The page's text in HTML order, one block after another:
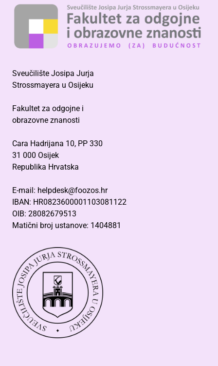
Sveučilište Josipa Jurja
Strossmayera u Osijeku
Fakultet za odgojne i
obrazovne znanosti
Cara Hadrijana 10, PP 330
31 000 Osijek
Republika Hrvatska
E-mail: helpdesk@foozos.hr
IBAN: HR0823600001103081122
OIB: 28082679513
Matični broj ustanove: 1404881